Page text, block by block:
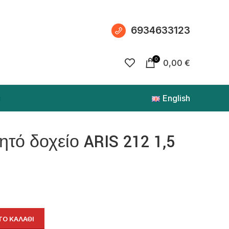
6934633123
0 0,00 €
English
δοχείο ARIS 212 1,5
ΚΑΛΆΘΙ